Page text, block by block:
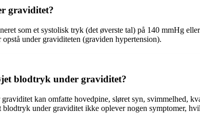
graviditet?
som et systolisk tryk (det øverste tal) på 140 mmHg
under graviditeten (graviden hypertension).
blodtryk under graviditet?
kan omfatte hovedpine, sløret syn, svimmelhed,
under graviditet ikke oplever nogen symptomer,